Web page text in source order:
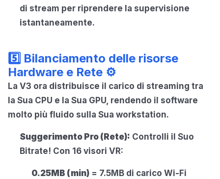
di stream per riprendere la supervisione
istantaneamente.
5️⃣ Bilanciamento delle risorse
Hardware e Rete ⚙️
La V3 ora distribuisce il carico di streaming tra
la Sua CPU e la Sua GPU, rendendo il software
molto più fluido sulla Sua workstation.
Suggerimento Pro (Rete): Controlli il Suo
Bitrate! Con 16 visori VR:
0.25MB (min) = 7.5MB di carico Wi-Fi